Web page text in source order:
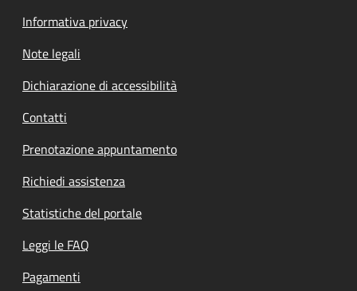
Informativa privacy
Note legali
Dichiarazione di accessibilità
Contatti
Prenotazione appuntamento
Richiedi assistenza
Statistiche del portale
Leggi le FAQ
Pagamenti